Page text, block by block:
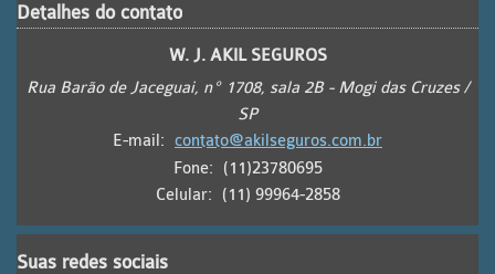
Detalhes do contato
W. J. AKIL SEGUROS
Rua Barão de Jaceguai, nº 1708, sala 2B - Mogi das Cruzes /
SP
E-mail: contato@akilseguros.com.br
Fone:
(11)23780695
Celular:
(11) 99964-2858
Suas redes sociais